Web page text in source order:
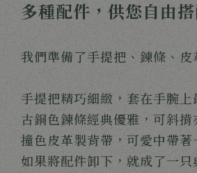
多種配件，供您自由
我們準備了手提把、鍊條、
手提把精巧細緻，套在手腕上
古銅色鍊條經典優雅，可斜
撞色皮革製背帶，可愛中帶
如果將配件卸下，就成了一